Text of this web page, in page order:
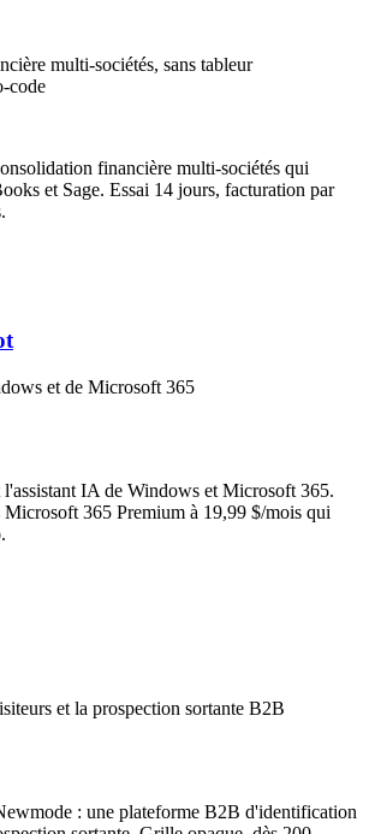
multi-sociétés, sans tableur
code
financière multi-sociétés qui
et Sage. Essai 14 jours, facturation par
et de Microsoft 365
IA de Windows et Microsoft 365.
365 Premium à 19,99 $/mois qui
et la prospection sortante B2B
: une plateforme B2B d'identification